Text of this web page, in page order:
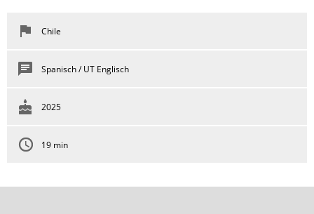
Chile
Spanisch / UT Englisch
2025
19 min